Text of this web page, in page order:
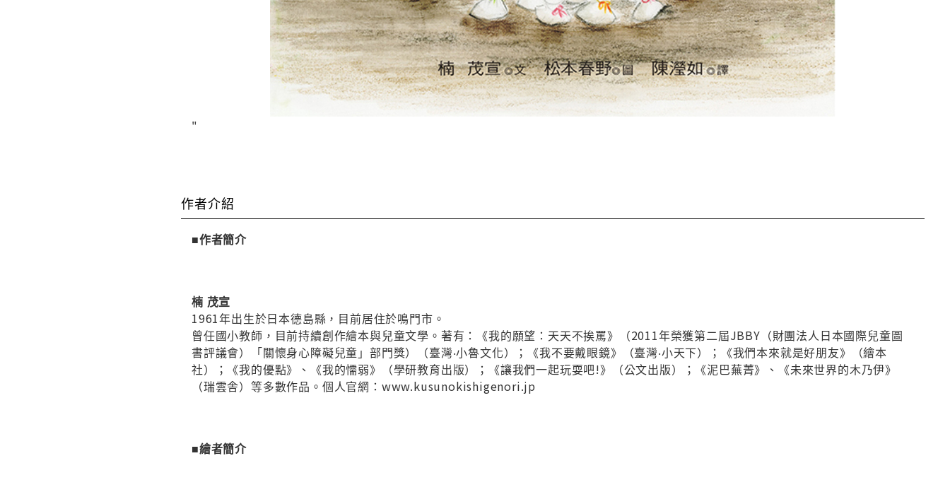
"
作者介紹
■作者簡介
楠 茂宣
1961年出生於日本德島縣，目前居住於鳴門市。
曾任國小教師，目前持續創作繪本與兒童文學。著有：《我的願望：天天不挨罵》（2011年榮獲第二屆JBBY（財團法人日本國際兒童圖
書評議會）「關懷身心障礙兒童」部門獎）（臺灣‧小魯文化）；《我不要戴眼鏡》（臺灣‧小天下）；《我們本來就是好朋友》（繪本
社）；《我的優點》、《我的懦弱》（學研教育出版）；《讓我們一起玩耍吧!》（公文出版）；《泥巴蕪菁》、《未來世界的木乃伊》
（瑞雲舎）等多數作品。個人官網：www.kusunokishigenori.jp
■繪者簡介